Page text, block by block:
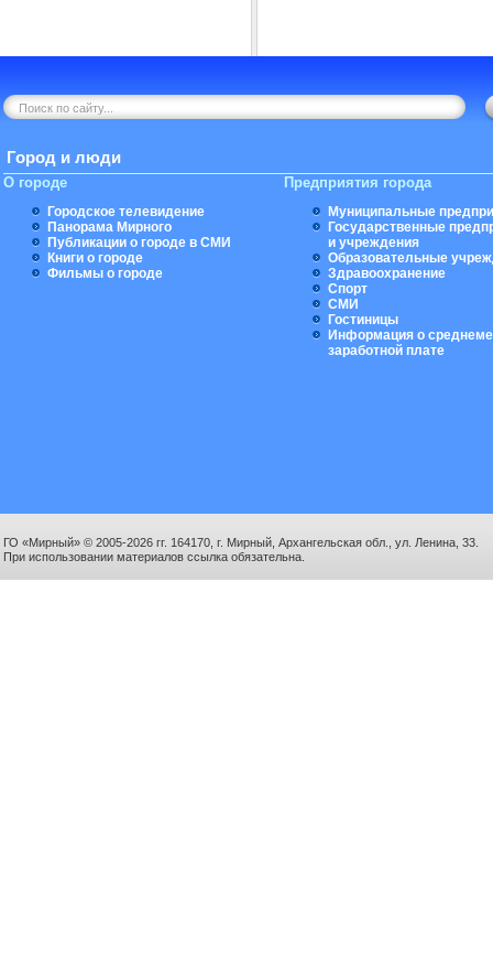
Город и люди
О городе
Городское телевидение
Панорама Мирного
Публикации о городе в СМИ
Книги о городе
Фильмы о городе
Предприятия города
Муниципальные
Государственные
и учреждения
Образовательные
Здравоохранение
Спорт
СМИ
Гостиницы
Информация о
заработной плате
ГО «Мирный» © 2005-2026 гг. 164170, г. Мирный, Архангельская обл., ул. Ленина, 33.
При использовании материалов ссылка обязательна.